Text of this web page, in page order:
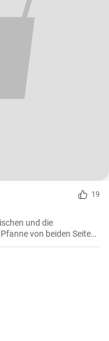
19
und die
von beiden Seiten